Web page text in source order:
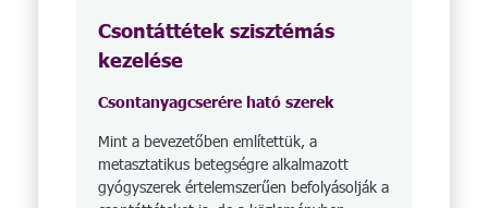
Csontáttétek szisztémás
kezelése
Csontanyagcserére ható szerek
Mint a bevezetőben említettük, a
metasztatikus betegségre alkalmazott
gyógyszerek értelemszerűen befolyásolják a